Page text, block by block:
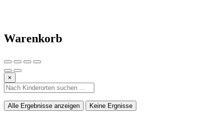
Warenkorb
×
Alle Ergebnisse anzeigen Keine Ergnisse